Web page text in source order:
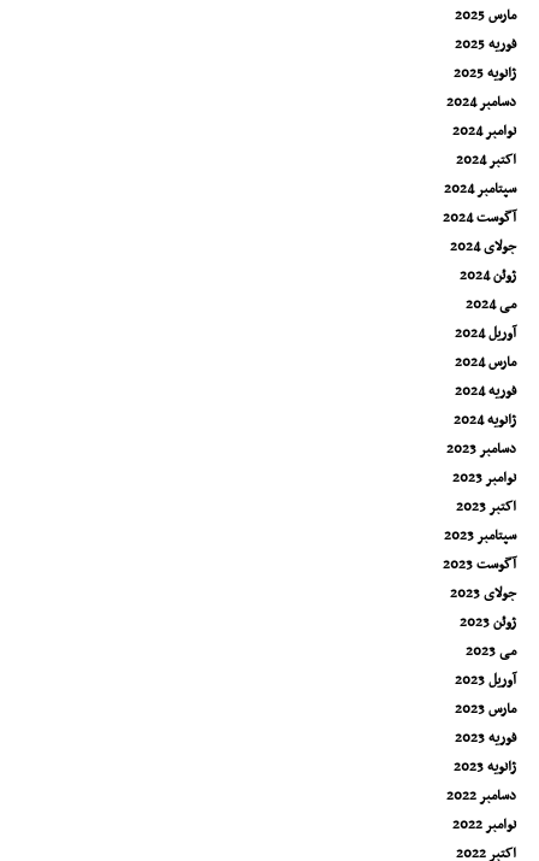
مارس 2025
فوریه 2025
ژانویه 2025
دسامبر 2024
نوامبر 2024
اکتبر 2024
سپتامبر 2024
آگوست 2024
جولای 2024
ژوئن 2024
می 2024
آوریل 2024
مارس 2024
فوریه 2024
ژانویه 2024
دسامبر 2023
نوامبر 2023
اکتبر 2023
سپتامبر 2023
آگوست 2023
جولای 2023
ژوئن 2023
می 2023
آوریل 2023
مارس 2023
فوریه 2023
ژانویه 2023
دسامبر 2022
نوامبر 2022
اکتبر 2022